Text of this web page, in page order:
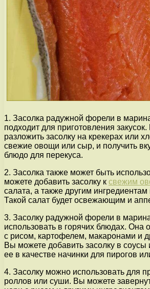
1. Засолка радужной форели в
подходит для приготовления
разложить засолку на крекерах или
свежие овощи или сыр, и получить
блюдо для перекуса.
2. Засолка также может быть
можете добавить засолку к свежим
салата, а также другим ингредиентам
Такой салат будет освежающим и
3. Засолку радужной форели в
использовать в горячих блюдах. Она
с рисом, картофелем, макаронами и
Вы можете добавить засолку в соусы
ее в качестве начинки для пирогов
4. Засолку можно использовать для
роллов или суши. Вы можете